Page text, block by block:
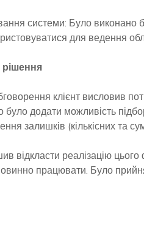
системи: Було виконано
для ведення
клієнт висловив
додати можливість
залишків (кількісних та
відкласти реалізацію
працювати. Було